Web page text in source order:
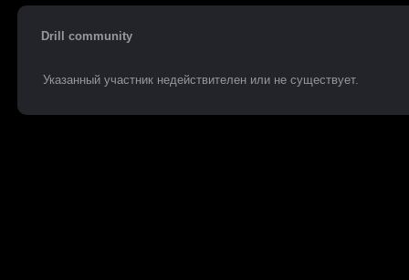
Drill community
Указанный участник недействителен или не существует.